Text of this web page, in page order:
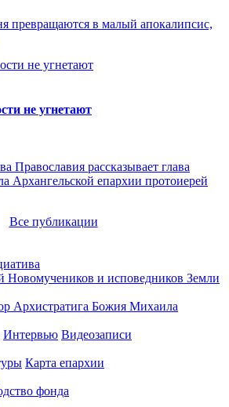
превращаются в малый апокалипсис,
не угнетают
Православия рассказывает глава
Архангельской епархии протоиерей
Все публикации
Интервью Видеозаписи
Карта епархии
фонда